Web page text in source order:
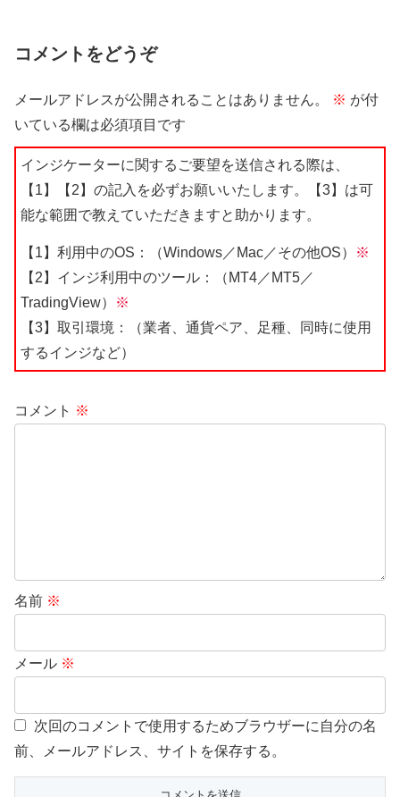
コメントをどうぞ
メールアドレスが公開されることはありません。 ※ が付
いている欄は必須項目です
インジケーターに関するご要望を送信される際は、
【1】【2】の記入を必ずお願いいたします。【3】は可
能な範囲で教えていただきますと助かります。
【1】利用中のOS：（Windows／Mac／その他OS）
※
【2】インジ利用中のツール：（MT4／MT5／
TradingView）
※
【3】取引環境：（業者、通貨ペア、足種、同時に使用
するインジなど）
コメント ※
名前 ※
メール ※
次回のコメントで使用するためブラウザーに自分の名
前、メールアドレス、サイトを保存する。